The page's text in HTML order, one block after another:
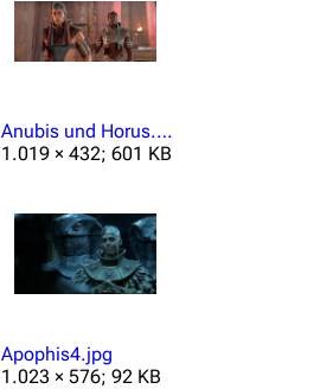
Anubis und Horus.png
1.019 × 432; 601 KB
Apophis4.jpg
1.023 × 576; 92 KB